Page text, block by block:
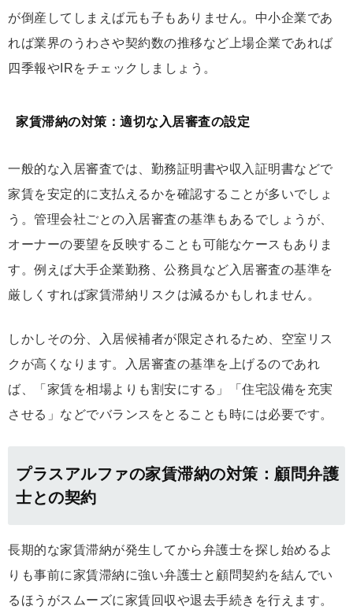
が倒産してしまえば元も子もありません。中小企業であ
れば業界のうわさや契約数の推移など上場企業であれば
四季報やIRをチェックしましょう。
家賃滞納の対策：適切な入居審査の設定
一般的な入居審査では、勤務証明書や収入証明書などで
家賃を安定的に支払えるかを確認することが多いでしょ
う。管理会社ごとの入居審査の基準もあるでしょうが、
オーナーの要望を反映することも可能なケースもありま
す。例えば大手企業勤務、公務員など入居審査の基準を
厳しくすれば家賃滞納リスクは減るかもしれません。
しかしその分、入居候補者が限定されるため、空室リス
クが高くなります。入居審査の基準を上げるのであれ
ば、「家賃を相場よりも割安にする」「住宅設備を充実
させる」などでバランスをとることも時には必要です。
プラスアルファの家賃滞納の対策：顧問弁護
士との契約
長期的な家賃滞納が発生してから弁護士を探し始めるよ
りも事前に家賃滞納に強い弁護士と顧問契約を結んでい
るほうがスムーズに家賃回収や退去手続きを行えます。